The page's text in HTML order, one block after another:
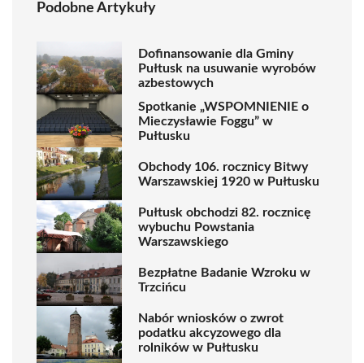
Podobne Artykuły
Dofinansowanie dla Gminy
Pułtusk na usuwanie wyrobów
azbestowych
Spotkanie „WSPOMNIENIE o
Mieczysławie Foggu” w
Pułtusku
Obchody 106. rocznicy Bitwy
Warszawskiej 1920 w Pułtusku
Pułtusk obchodzi 82. rocznicę
wybuchu Powstania
Warszawskiego
Bezpłatne Badanie Wzroku w
Trzcińcu
Nabór wniosków o zwrot
podatku akcyzowego dla
rolników w Pułtusku